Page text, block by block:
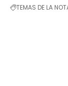
TEMAS DE LA